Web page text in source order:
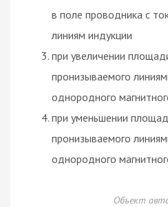
в поле проводника с
линиям индукции
при увеличении
пронизываемого
однородного
при уменьшении
пронизываемого
однородного
Объект